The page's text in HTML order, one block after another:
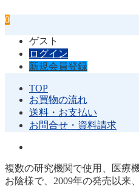
0
ゲスト
ログイン
新規会員登録
TOP
お買物の流れ
送料・お支払い
お問合せ・資料請求
複数の研究機関で使用、医療
お陰様で、2009年の発売以来